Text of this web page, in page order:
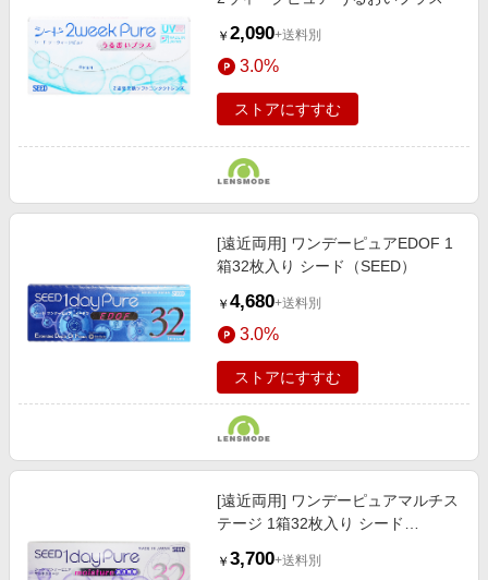
￥ 2,090+送料別
3.0%
ストアにすすむ
[遠近両用] ワンデーピュアEDOF 1
箱32枚入り シード（SEED）
￥ 4,680+送料別
3.0%
ストアにすすむ
[遠近両用] ワンデーピュアマルチス
テージ 1箱32枚入り シード
￥ 3,700+送料別